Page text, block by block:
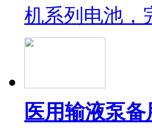
机系列电池，
医用输液泵